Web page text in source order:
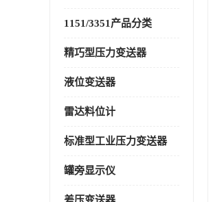
1151/3351产品分类
精巧型压力变送器
液位变送器
雷达料位计
标准型工业压力变送器
罐旁显示仪